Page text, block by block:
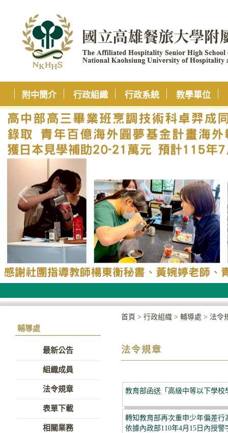
附中簡介 行政組織 行政系統 教學單位
輔導處
最新公告
組織成員
法令規章
表單下載
相關業務
首頁 > 行政組織 > 輔導處 > 法令
法令規章
教育部函送「高級中等以下學
轉知教育部再次重申少年偏差
依據內政部110年4月15日內授警